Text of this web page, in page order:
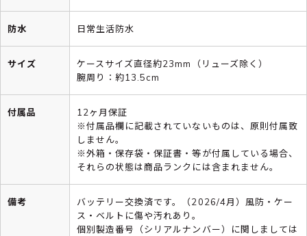
防水 日常生活防水
サイズ
ケースサイズ直径約23mm（リューズ除く）
腕周り：約13.5cm
付属品
12ヶ月保証
※付属品欄に記載されていないものは、原則付属致
しません。
※外箱・保存袋・保証書・等が付属している場合、
それらの状態は商品ランクには含まれません。
備考
バッテリー交換済です。（2026/4月）風防・ケー
ス・ベルトに傷や汚れあり。
個別製造番号（シリアルナンバー）に関しましては